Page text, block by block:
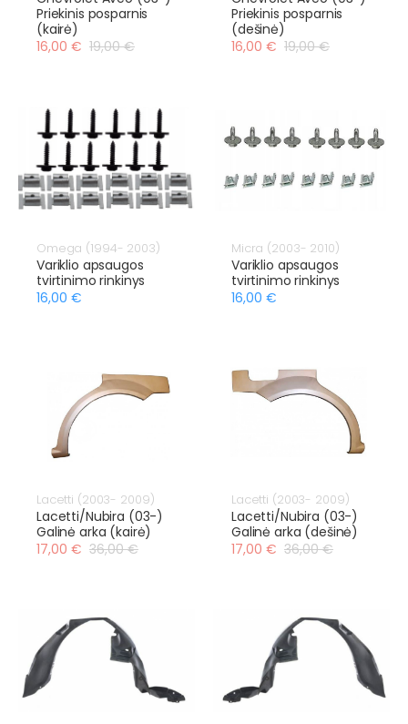
Priekinis posparnis
(kairė)
16,00 € 19,00 €
Priekinis posparnis
(dešinė)
16,00 € 19,00 €
Omega (1994- 2003)
Variklio apsaugos
tvirtinimo rinkinys
16,00 €
Micra (2003- 2010)
Variklio apsaugos
tvirtinimo rinkinys
16,00 €
Lacetti (2003- 2009)
Lacetti/Nubira (03-)
Galinė arka (kairė)
17,00 € 36,00 €
Lacetti (2003- 2009)
Lacetti/Nubira (03-)
Galinė arka (dešinė)
17,00 € 36,00 €